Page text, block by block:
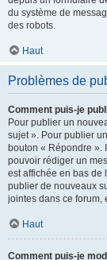
du système de
des robots.
Haut
Problèmes de
Comment puis-je
Pour publier un
sujet ». Pour publier
bouton « Répondre ».
pouvoir rédiger un
est affichée en bas de
publier de nouveaux
jointes dans ce forum,
Haut
Comment puis-je